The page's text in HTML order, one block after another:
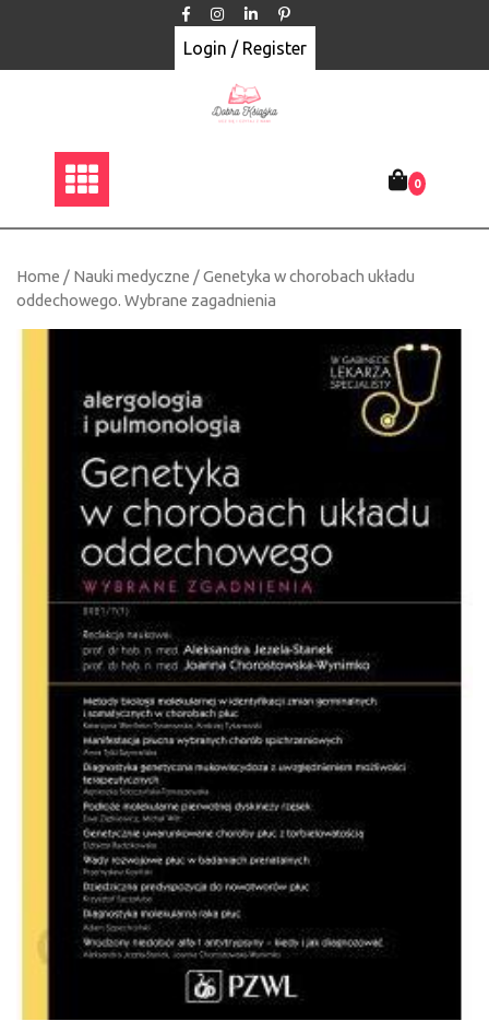
Login / Register
0
Home / Nauki medyczne / Genetyka w chorobach układu
oddechowego. Wybrane zagadnienia